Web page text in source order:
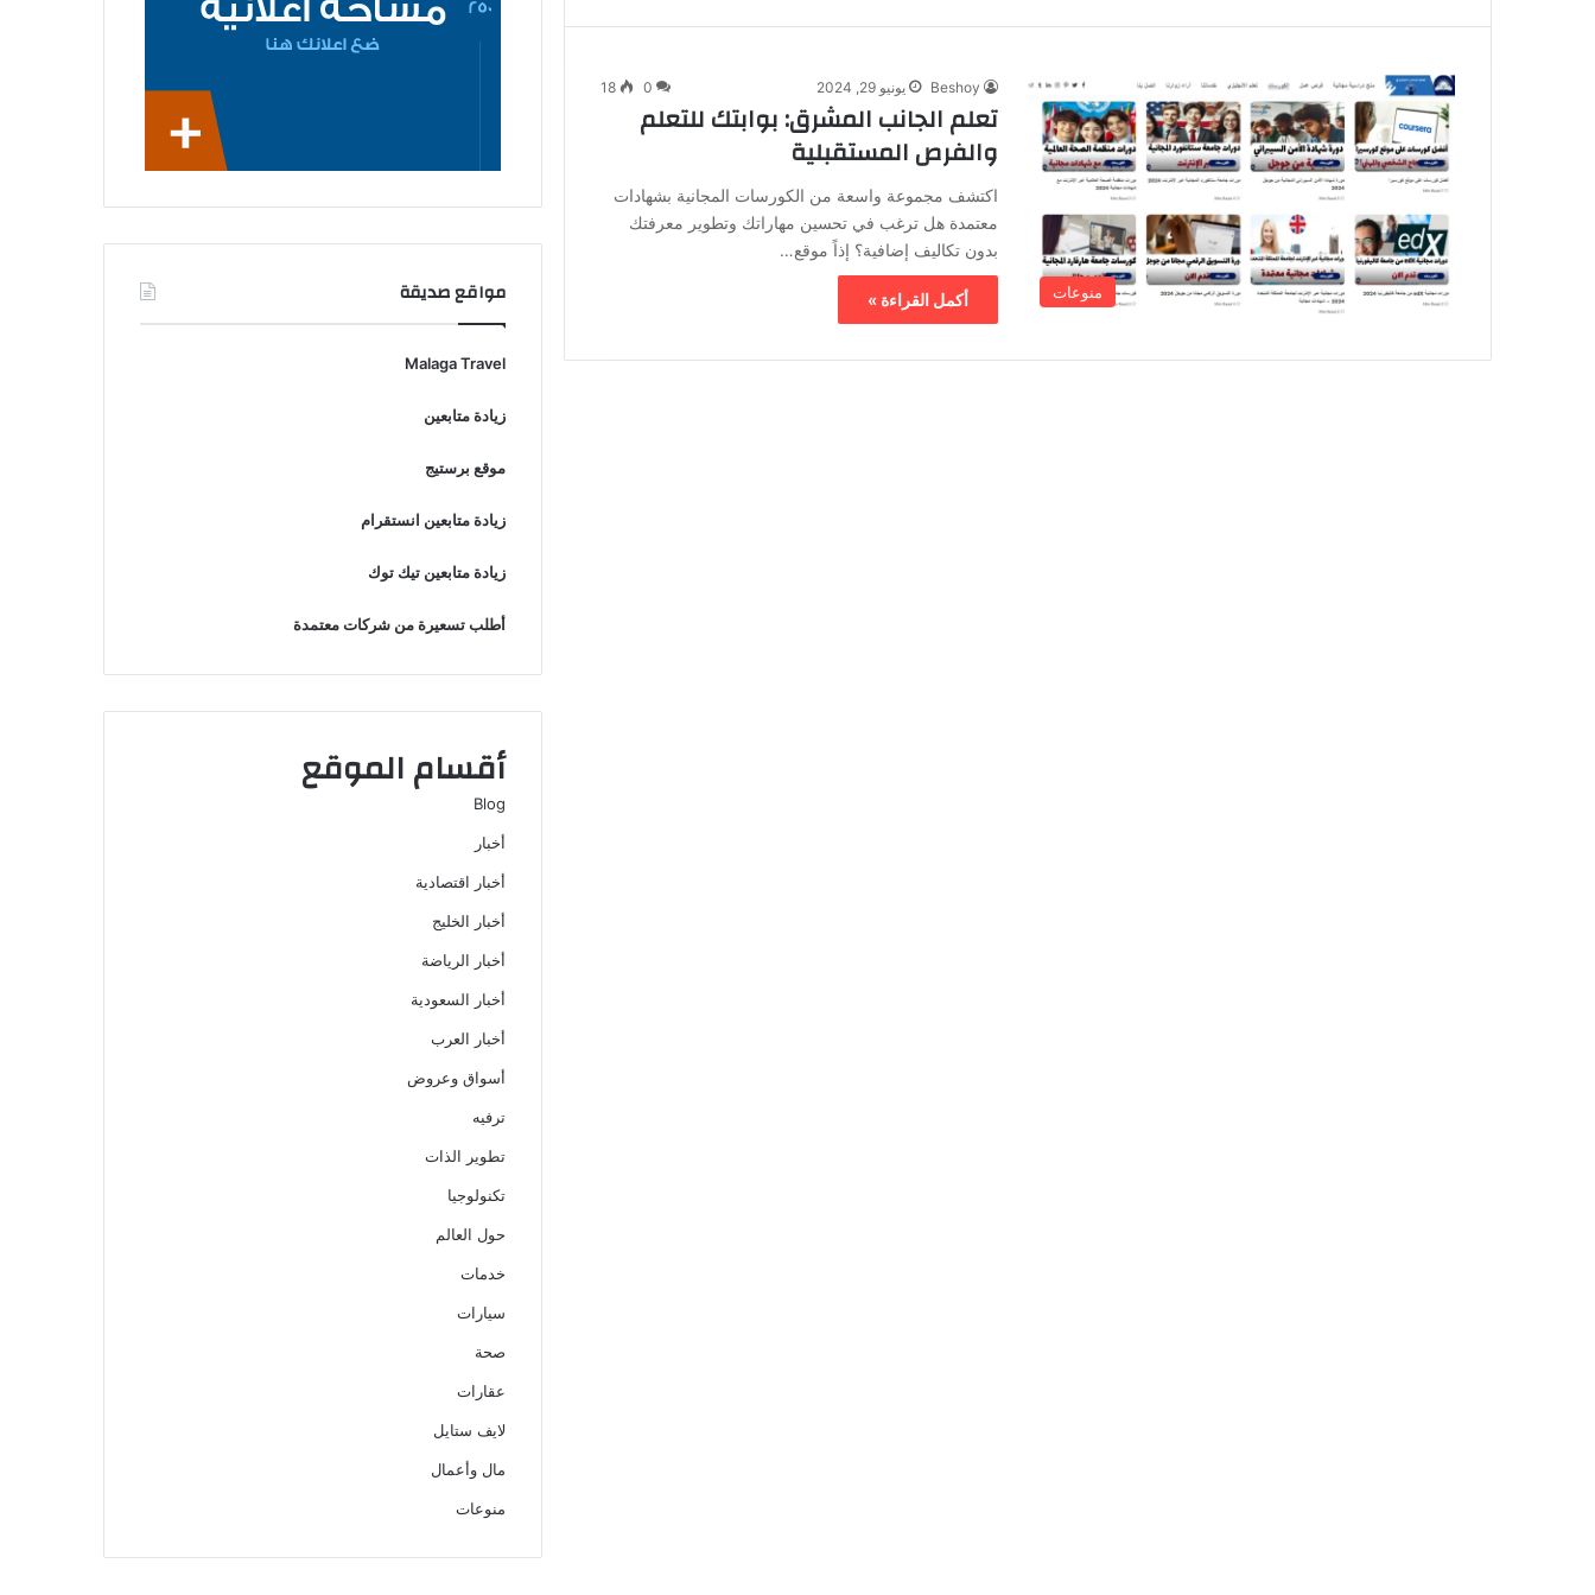
منوعات
Beshoy يونيو 29, 2024 0
18
تعلم الجانب المشرق: بوابتك للتعلم
والفرص المستقبلية
اكتشف مجموعة واسعة من الكورسات المجانية بشهادات
معتمدة هل ترغب في تحسين مهاراتك وتطوير معرفتك
بدون تكاليف إضافية؟ إذاً موقع…
أكمل القراءة » مواقع صديقة
Malaga Travel
زيادة متابعين
موقع برستيج
زيادة متابعين انستقرام
زيادة متابعين تيك توك
أطلب تسعيرة من شركات معتمدة
أقسام الموقع
Blog
أخبار
أخبار اقتصادية
أخبار الخليج
أخبار الرياضة
أخبار السعودية
أخبار العرب
أسواق وعروض
ترفيه
تطوير الذات
تكنولوجيا
حول العالم
خدمات
سيارات
صحة
عقارات
لايف ستايل
مال وأعمال
منوعات